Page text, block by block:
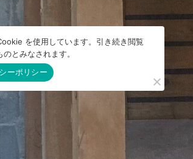
を使用しています。引き続き閲覧
とみなされます。
ーポリシー